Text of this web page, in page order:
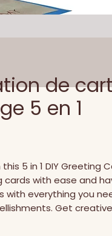
de
5 en 1
5 in 1 DIY Greeting
with ease and
with everything you
Get